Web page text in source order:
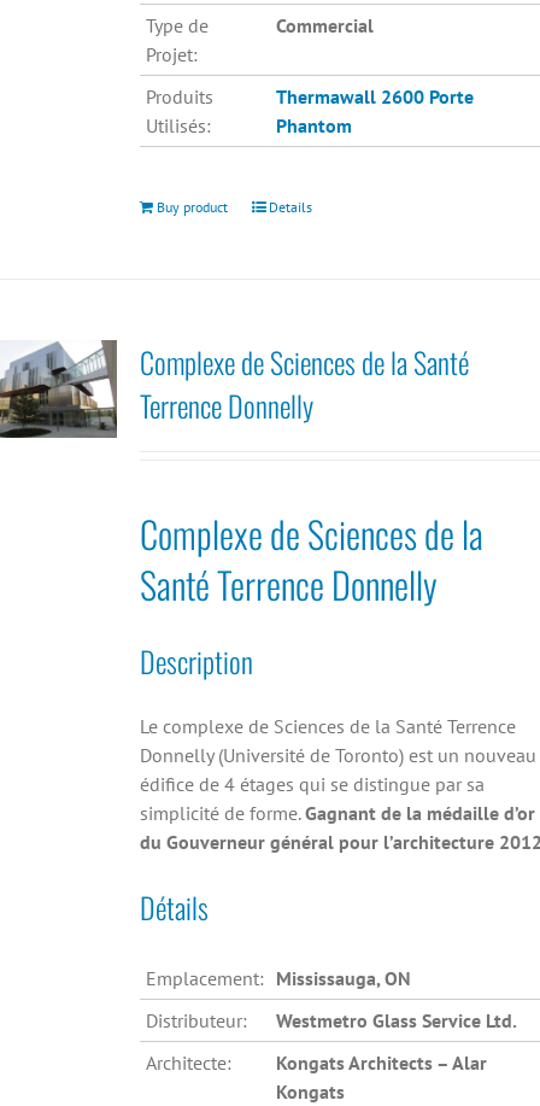
Type de
Projet:
Commercial
Produits
Utilisés:
Thermawall 2600 Porte
Phantom
Buy product Details
Complexe de Sciences de la Santé
Terrence Donnelly
Complexe de Sciences de la
Santé Terrence Donnelly
Description
Le complexe de Sciences de la Santé Terrence
Donnelly (Université de Toronto) est un nouveau
édifice de 4 étages qui se distingue par sa
simplicité de forme.Gagnant de la médaille d’or
du Gouverneur général pour l’architecture
Détails
Emplacement: Mississauga, ON
Distributeur:
Westmetro Glass Service Ltd.
Architecte:
Kongats Architects – Alar
Kongats